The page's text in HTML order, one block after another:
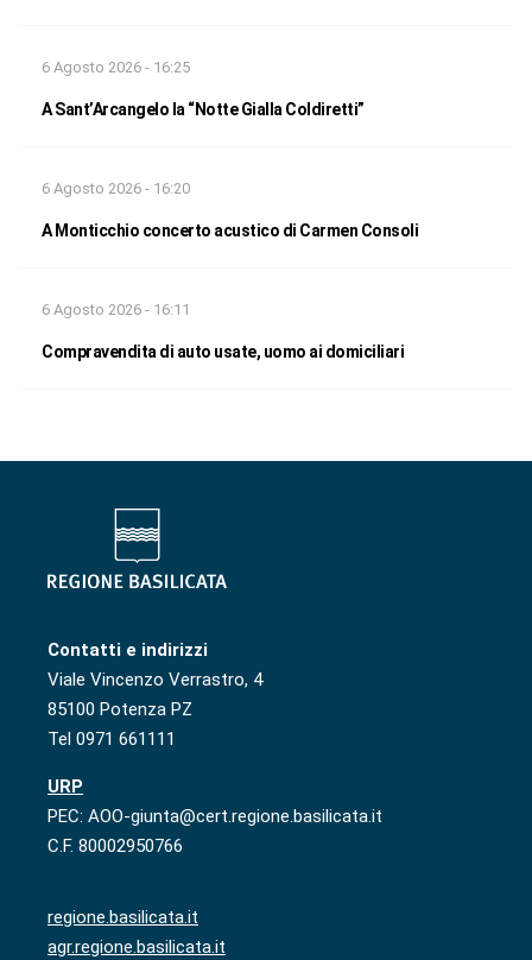
6 Agosto 2026 - 16:25
A Sant’Arcangelo la “Notte Gialla Coldiretti”
6 Agosto 2026 - 16:20
A Monticchio concerto acustico di Carmen Consoli
6 Agosto 2026 - 16:11
Compravendita di auto usate, uomo ai domiciliari
Contatti e indirizzi
Viale Vincenzo Verrastro, 4
85100 Potenza PZ
Tel 0971 661111
URP
PEC: AOO-giunta@cert.regione.basilicata.it
C.F. 80002950766
regione.basilicata.it
agr.regione.basilicata.it